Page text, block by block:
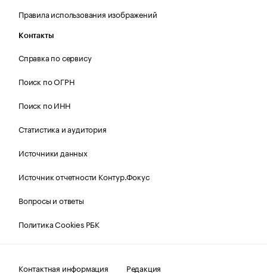
Правила использования изображений
Контакты
Справка по сервису
Поиск по ОГРН
Поиск по ИНН
Статистика и аудитория
Источники данных
Источник отчетности Контур.Фокус
Вопросы и ответы
Политика Cookies РБК
Контактная информация Редакция